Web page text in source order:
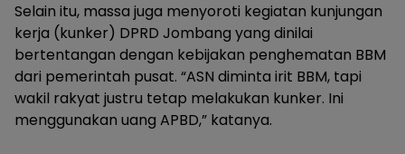
Selain itu, massa juga menyoroti kegiatan kunjungan
kerja (kunker) DPRD Jombang yang dinilai
bertentangan dengan kebijakan penghematan BBM
dari pemerintah pusat. “ASN diminta irit BBM, tapi
wakil rakyat justru tetap melakukan kunker. Ini
menggunakan uang APBD,” katanya.